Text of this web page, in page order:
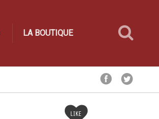
LA BOUTIQUE
LIKE